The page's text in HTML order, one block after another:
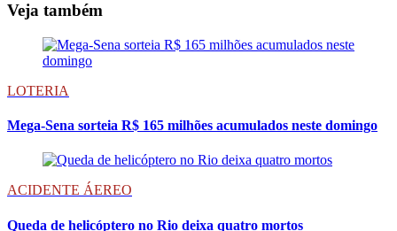
Veja também
LOTERIA
Mega-Sena sorteia R$ 165 milhões acumulados neste domingo
ACIDENTE ÁEREO
Queda de helicóptero no Rio deixa quatro mortos